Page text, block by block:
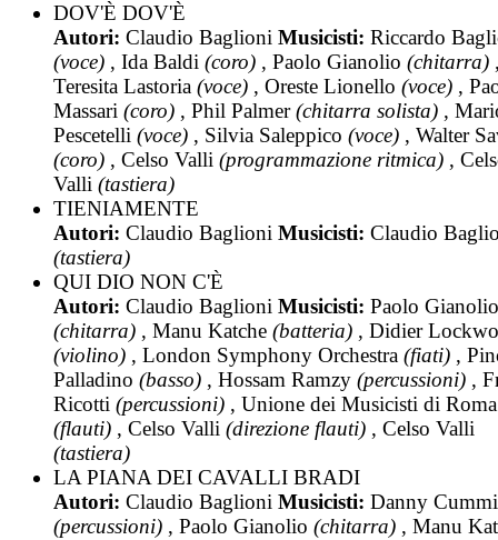
DOV'È DOV'È
Autori: Claudio Baglioni Musicisti: Riccardo
(voce) , Ida Baldi (coro) , Paolo Gianolio (chitarra)
Teresita Lastoria (voce) , Oreste Lionello (voce) ,
Massari (coro) , Phil Palmer(chitarra solista) ,
Pescetelli (voce) , Silvia Saleppico (voce) , Walter
(coro) , Celso Valli (programmazione ritmica) ,
Valli (tastiera)
TIENIAMENTE
Autori: Claudio Baglioni Musicisti: Claudio
(tastiera)
QUI DIO NON C'È
Autori: Claudio Baglioni Musicisti: Paolo Gianolio
(chitarra) , Manu Katche (batteria) , Didier
(violino) , London Symphony Orchestra (fiati) ,
Palladino (basso) , Hossam Ramzy (percussioni) ,
Ricotti (percussioni) , Unione dei Musicisti di Roma
(flauti) , Celso Valli (direzione flauti) , Celso Valli
(tastiera)
LA PIANA DEI CAVALLI BRADI
Autori: Claudio Baglioni Musicisti: Danny
(percussioni) , Paolo Gianolio (chitarra) , Manu